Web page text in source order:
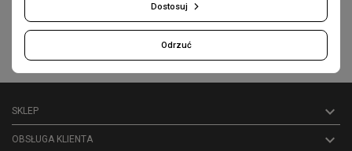
SKLEP 
OBSŁUGA KLIENTA 
Odrzuć
Dostosuj